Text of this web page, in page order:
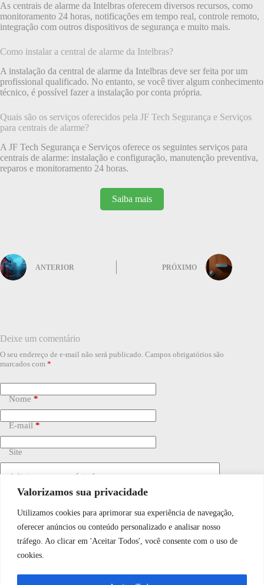
Valorizamos sua privacidade
Utilizamos cookies para aprimorar sua experiência de navegação,
oferecer anúncios ou conteúdo personalizado e analisar nosso
tráfego. Ao clicar em 'Aceitar Todos', você consente com o uso de
cookies.
As centrais de alarme da Intelbras oferecem diversos recursos, como
monitoramento 24 horas, notificações em tempo real, controle remoto,
integração com outros dispositivos de segurança e muito mais.
Como instalar a central de alarme da Intelbras?
A instalação da central de alarme da Intelbras deve ser feita por um
profissional qualificado. No entanto, se você tiver algum conhecimento
técnico, é possível fazer a instalação por conta própria.
Quais são os serviços oferecidos pela JF Tech Segurança e Serviços
para centrais de alarme?
A JF Tech Segurança e Serviços oferece os seguintes serviços para
centrais de alarme: instalação e configuração, manutenção preventiva,
reparos e monitoramento 24 horas.
Saiba mais
ANTERIOR PRÓXIMO
Deixe um comentário
O seu endereço de e-mail não será publicado. Campos obrigatórios são
marcados com *
Nome *
E-mail *
Site
Adicionar comentário *
Salvar meu nome, e-mail e site neste navegador para a
WhatsApp JF Tech
Vamos conversar e descobrir como